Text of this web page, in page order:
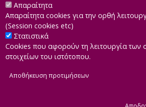
Main Files
Developed byINTEROPTICS
Απαραίτητα
Απαραίτητα cookies για την ορθή
(Session cookies etc)
Στατιστικά
Cookies που αφορούν τη λειτουργία των
στοιχείων του ιστότοπου.
Αποθήκευση προτιμήσεων